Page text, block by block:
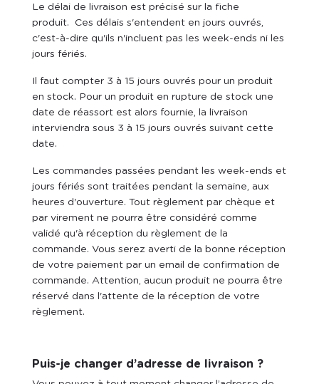
Le délai de livraison est précisé sur la fiche
produit. Ces délais s'entendent en jours ouvrés,
c'est-à-dire qu'ils n'incluent pas les week-ends ni les
jours fériés.
Il faut compter 3 à 15 jours ouvrés pour un produit
en stock. Pour un produit en rupture de stock une
date de réassort est alors fournie, la livraison
interviendra sous 3 à 15 jours ouvrés suivant cette
date.
Les commandes passées pendant les week-ends et
jours fériés sont traitées pendant la semaine, aux
heures d'ouverture. Tout règlement par chèque et
par virement ne pourra être considéré comme
validé qu'à réception du règlement de la
commande. Vous serez averti de la bonne réception
de votre paiement par un email de confirmation de
commande. Attention, aucun produit ne pourra être
réservé dans l'attente de la réception de votre
règlement.
Puis-je changer d’adresse de livraison ?